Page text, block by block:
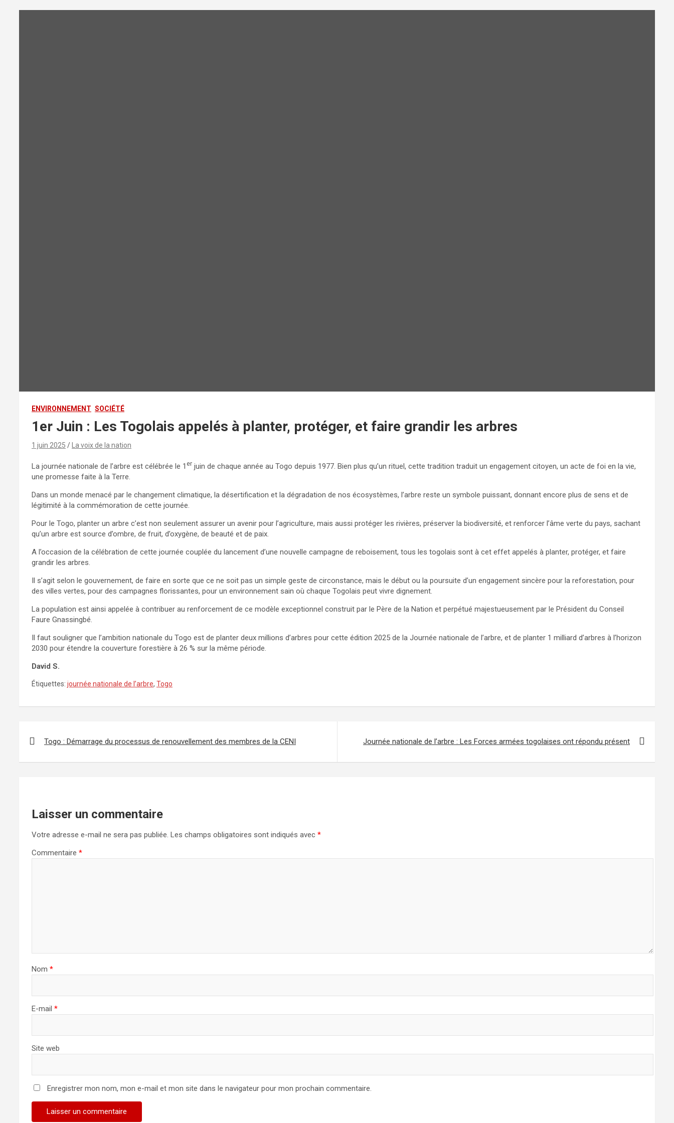
ENVIRONNEMENT SOCIÉTÉ
1er Juin : Les Togolais appelés à planter, protéger, et faire grandir les arbres
1 juin 2025 La voix de la nation
La journée nationale de l’arbre est célébrée le 1 er juin de chaque année au Togo depuis 1977. Bien plus qu’un rituel, cette tradition traduit un engagement citoyen, un acte de foi en la vie,
une promesse faite à la Terre.
Dans un monde menacé par le changement climatique, la désertification et la dégradation de nos écosystèmes, l’arbre reste un symbole puissant, donnant encore plus de sens et de
légitimité à la commémoration de cette journée.
Pour le Togo, planter un arbre c’est non seulement assurer un avenir pour l’agriculture, mais aussi protéger les rivières, préserver la biodiversité, et renforcer l’âme verte du pays, sachant
qu’un arbre est source d’ombre, de fruit, d’oxygène, de beauté et de paix.
A l’occasion de la célébration de cette journée couplée du lancement d’une nouvelle campagne de reboisement, tous les togolais sont à cet effet appelés à planter, protéger, et faire
grandir les arbres.
Il s’agit selon le gouvernement, de faire en sorte que ce ne soit pas un simple geste de circonstance, mais le début ou la poursuite d’un engagement sincère pour la reforestation, pour
des villes vertes, pour des campagnes florissantes, pour un environnement sain où chaque Togolais peut vivre dignement.
La population est ainsi appelée à contribuer au renforcement de ce modèle exceptionnel construit par le Père de la Nation et perpétué majestueusement par le Président du Conseil
Faure Gnassingbé.
Il faut souligner que l’ambition nationale du Togo est de planter deux millions d’arbres pour cette édition 2025 de la Journée nationale de l’arbre, et de planter 1 milliard d’arbres à l’horizon
2030 pour étendre la couverture forestière à 26 % sur la même période.
David S.
Étiquettes: journée nationale de l’arbre, Togo
de
Togo : Démarrage du processus de renouvellement des membres de la CENI Journée nationale de l’arbre : Les Forces armées togolaises ont répondu présent
Laisser un commentaire
Votre adresse e-mail ne sera pas publiée. Les champs obligatoires sont indiqués avec *
Commentaire *
Nom *
E-mail *
Site web
Enregistrer mon nom, mon e-mail et mon site dans le navigateur pour mon prochain commentaire.